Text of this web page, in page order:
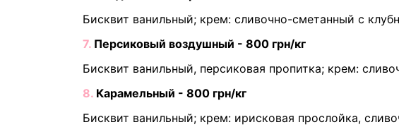
Бисквит ванильный; крем: сливочно-сметанный с
7. Персиковый воздушный - 800 грн/кг
Бисквит ванильный, персиковая пропитка; крем:
8. Карамельный - 800 грн/кг
Бисквит ванильный; крем: ирисковая прослойка,